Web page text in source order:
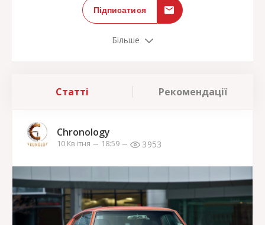
Підписатися
Більше
Статті Рекомендації
Chronology
10 Квітня 18:59 3953